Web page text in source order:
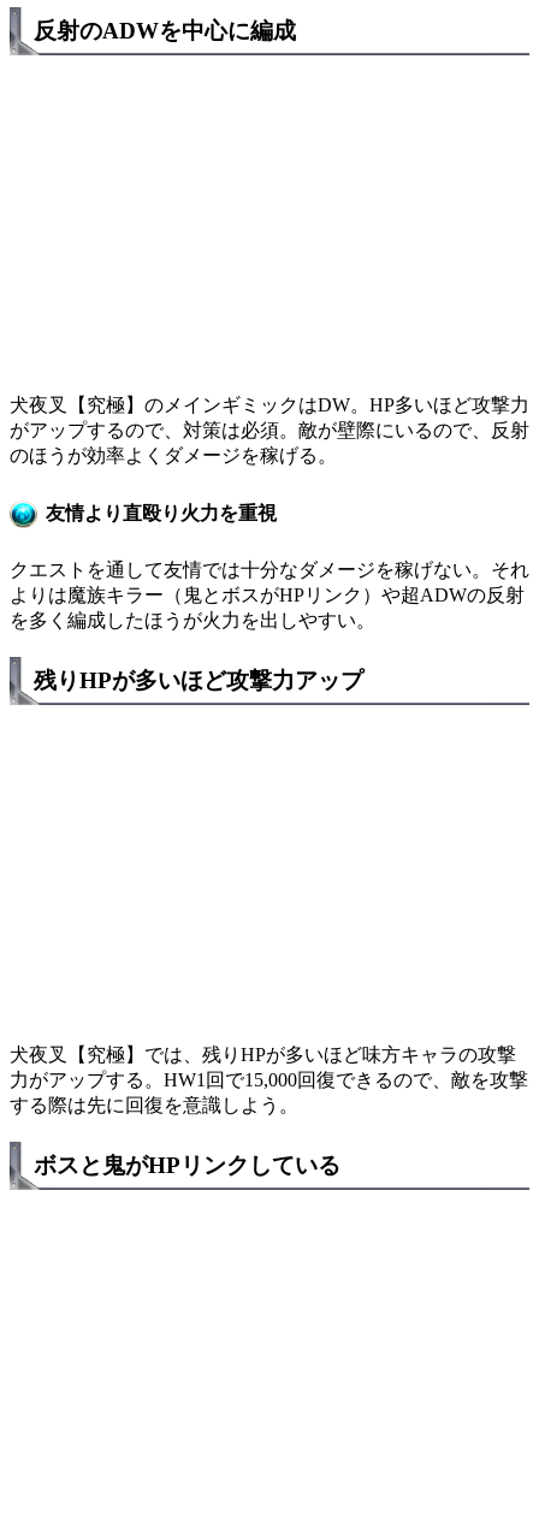
反射のADWを中心に編成
犬夜叉【究極】のメインギミックはDW。HP多いほど攻撃力
がアップするので、対策は必須。敵が壁際にいるので、反射
のほうが効率よくダメージを稼げる。
友情より直殴り火力を重視
クエストを通して友情では十分なダメージを稼げない。それ
よりは魔族キラー（鬼とボスがHPリンク）や超ADWの反射
を多く編成したほうが火力を出しやすい。
残りHPが多いほど攻撃力アップ
犬夜叉【究極】では、残りHPが多いほど味方キャラの攻撃
力がアップする。HW1回で15,000回復できるので、敵を攻撃
する際は先に回復を意識しよう。
ボスと鬼がHPリンクしている